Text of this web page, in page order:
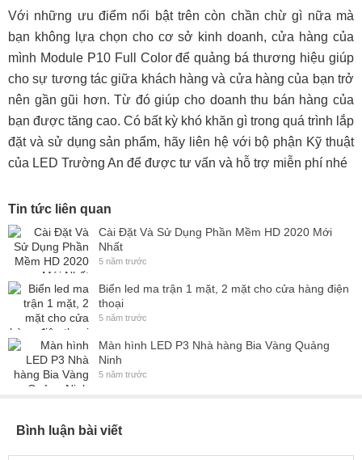
Với những ưu điểm nổi bật trên còn chần chừ gì nữa mà
bạn không lựa chọn cho cơ sở kinh doanh, cửa hàng của
mình Module P10 Full Color để quảng bá thương hiệu giúp
cho sự tương tác giữa khách hàng và cửa hàng của bạn trở
nên gần gũi hơn. Từ đó giúp cho doanh thu bán hàng của
bạn được tăng cao. Có bất kỳ khó khăn gì trong quá trình lắp
đặt và sử dụng sản phẩm, hãy liên hệ với bộ phận Kỹ thuật
của LED Trường An để được tư vấn và hỗ trợ miễn phí nhé
Tin tức liên quan
Cài Đặt Và Sử Dụng Phần Mềm HD 2020 Mới
Nhất
5 năm trước
Biển led ma trận 1 mặt, 2 mặt cho cửa hàng điện
thoại
5 năm trước
Màn hình LED P3 Nhà hàng Bia Vàng Quảng
Ninh
5 năm trước
Bình luận bài viết